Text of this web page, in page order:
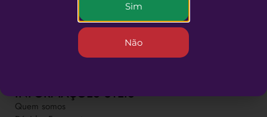
Novas experiências para as suas sessões
INFORMAÇÕES ÚTEIS
Quem somos
Sim
Não